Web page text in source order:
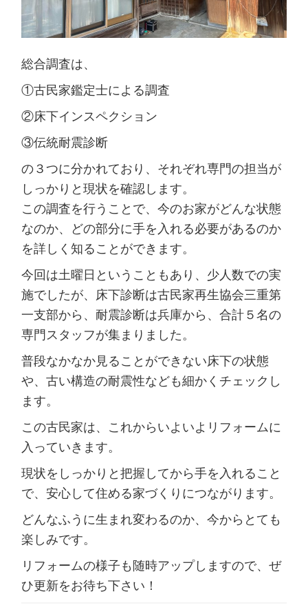
総合調査は、
①古民家鑑定士による調査
②床下インスペクション
③伝統耐震診断
の３つに分かれており、それぞれ専門の担当が
しっかりと現状を確認します。
この調査を行うことで、今のお家がどんな状態
なのか、どの部分に手を入れる必要があるのか
を詳しく知ることができます。
今回は土曜日ということもあり、少人数での実
施でしたが、床下診断は古民家再生協会三重第
一支部から、耐震診断は兵庫から、合計５名の
専門スタッフが集まりました。
普段なかなか見ることができない床下の状態
や、古い構造の耐震性なども細かくチェックし
ます。
この古民家は、これからいよいよリフォームに
入っていきます。
現状をしっかりと把握してから手を入れること
で、安心して住める家づくりにつながります。
どんなふうに生まれ変わるのか、今からとても
楽しみです。
リフォームの様子も随時アップしますので、ぜ
ひ更新をお待ち下さい！